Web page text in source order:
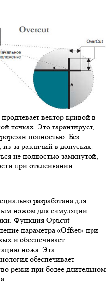
вектор кривой в
точках. Это гарантирует,
полностью. Без
за различий в допусках,
не полностью замкнутой,
при отклеивании.
разработана для
ножом для симуляции
Функция Opticut
параметра «Offset» при
и обеспечивает
ножа. Эта
обеспечивает
резки при более длительном